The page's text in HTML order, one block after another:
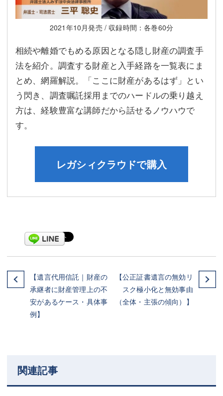
2021年10月発売 / 収録時間：各巻60分
相続や離婚でもめる原因となる隠し財産の調査手
法を紹介。調査する財産と入手経路を一覧表にま
とめ、網羅解説。「ここに財産があるはず」とい
う閃き、調査嘱託採用までのハードルの乗り越え
方は、経験豊富な講師だから話せるノウハウで
す。
レガシィクラウドで購入
【遺言代用信託｜財産の
承継者に財産管理上の不
安があるケース・具体事
例】
【公正証書遺言の無効リ
スク極小化と無効事由
（全体・主張の傾向）】
関連記事